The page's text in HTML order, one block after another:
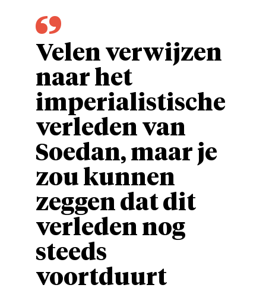
Velen verwijzen
naar het
imperialistische
verleden van
Soedan, maar je
zou kunnen
zeggen dat dit
verleden nog
steeds
voortduurt